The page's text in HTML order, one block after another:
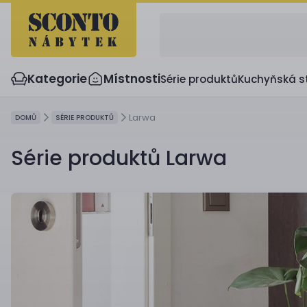
Kategorie MístnostiSérie produktůKuchyňská
DOMŮ SÉRIE PRODUKTŮ Larwa
Série produktů Larwa